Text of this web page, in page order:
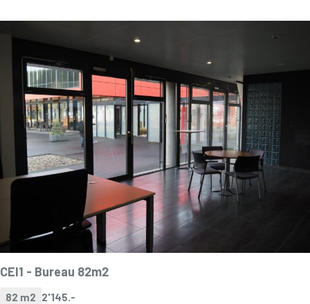
CEI1 - Bureau 82m2
82 m2 2'145.-